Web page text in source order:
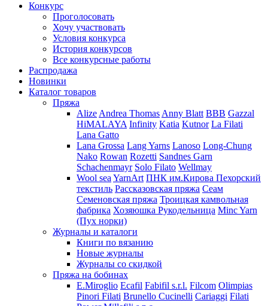
Конкурс
Проголосовать
Хочу участвовать
Условия конкурса
История конкурсов
Все конкурсные работы
Распродажа
Новинки
Каталог товаров
Пряжа
Alize Andrea Thomas Anny Blatt BBB Gazzal
HiMALAYA Infinity Katia Kutnor La Filati
Lana Gatto
Lana Grossa Lang Yarns Lanoso Long-Chung
Nako Rowan Rozetti Sandnes Garn
Schachenmayr Solo Filato Wellmay
Wool sea YarnArt ПНК им.Кирова Пехорский
текстиль Рассказовская пряжа Сеам
Семеновская пряжа Троицкая камвольная
фабрика Хозяюшка Рукодельница Minc Yarn
(Пух норки)
Журналы и каталоги
Книги по вязанию
Новые журналы
Журналы со скидкой
Пряжа на бобинах
E.Miroglio Ecafil Fabifil s.r.l. Filcom Olimpias
Pinori Filati Brunello Cucinelli Cariaggi Filati